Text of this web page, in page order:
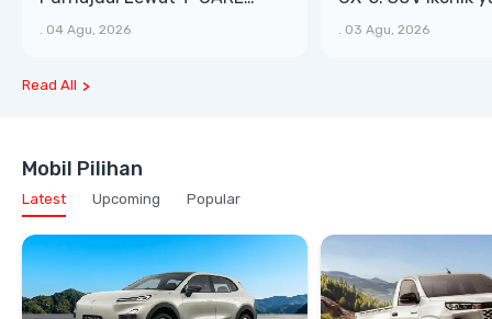
XTRA, Manfaat Lebih Besar
04 Agu, 2026
Bongsor, Mewah,
03 Agu, 2026
Read All
Mobil Pilihan
Latest Upcoming Popular